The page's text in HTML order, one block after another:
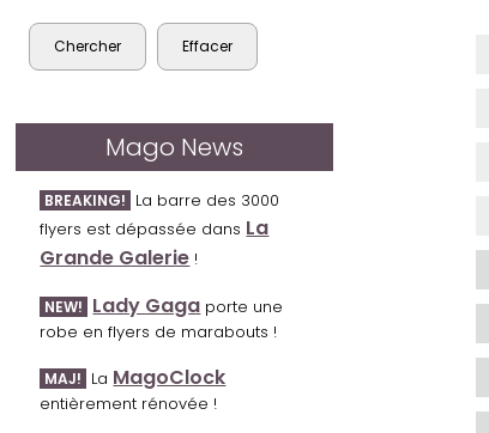
Mago News
BREAKING! La barre des 3000
flyers est dépassée dans La
Grande Galerie !
NEW! Lady Gaga porte une
robe en flyers de marabouts !
MAJ! La MagoClock
entièrement rénovée !